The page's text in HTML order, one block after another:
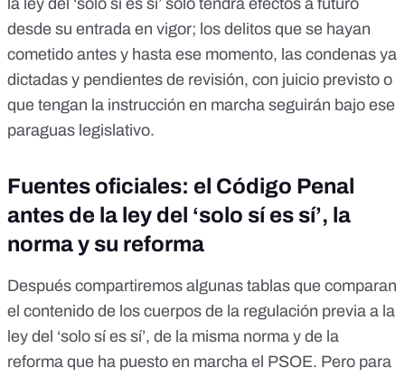
la ley del ‘solo sí es sí’ solo tendrá efectos a futuro
desde su entrada en vigor; los delitos que se hayan
cometido antes y hasta ese momento, las condenas ya
dictadas y pendientes de revisión, con juicio previsto o
que tengan la instrucción en marcha seguirán bajo ese
paraguas legislativo.
Fuentes oficiales: el Código Penal
antes de la ley del ‘solo sí es sí’, la
norma y su reforma
Después compartiremos algunas tablas que comparan
el contenido de los cuerpos de la regulación previa a la
ley del ‘solo sí es sí’, de la misma norma y de la
reforma que ha puesto en marcha el PSOE. Pero para